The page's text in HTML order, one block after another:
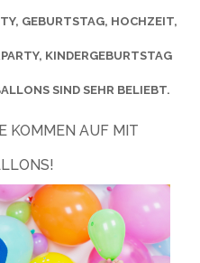
GEBURTSTAG, HOCHZEIT,
KINDERGEBURTSTAG
SIND SEHR BELIEBT.
KOMMEN AUF MIT